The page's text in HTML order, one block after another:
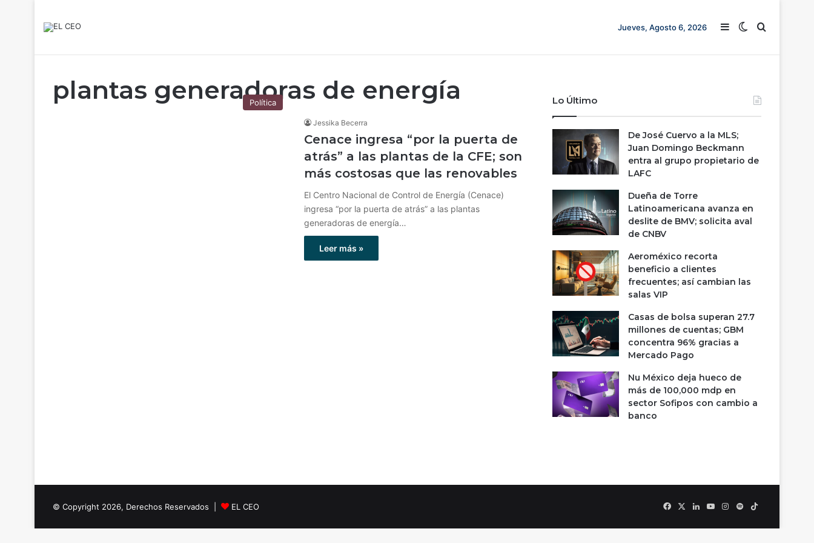
Jueves, Agosto 6, 2026 Barra lateral
Switch skin
Buscar
plantas generadoras de energía
Política
Jessika Becerra
Cenace ingresa “por la puerta de
atrás” a las plantas de la CFE; son
más costosas que las renovables
El Centro Nacional de Control de Energía (Cenace)
ingresa “por la puerta de atrás” a las plantas
generadoras de energía…
Leer más »
Lo Último
De José Cuervo a la MLS;
Juan Domingo Beckmann
entra al grupo propietario de
LAFC
Dueña de Torre
Latinoamericana avanza en
deslite de BMV; solicita aval
de CNBV
Aeroméxico recorta
beneficio a clientes
frecuentes; así cambian las
salas VIP
Casas de bolsa superan 27.7
millones de cuentas; GBM
concentra 96% gracias a
Mercado Pago
Nu México deja hueco de
más de 100,000 mdp en
sector Sofipos con cambio a
banco
© Copyright 2026, Derechos Reservados | EL CEO FacebookLinkedInYouTubeInstagram
SpotifyTikTok